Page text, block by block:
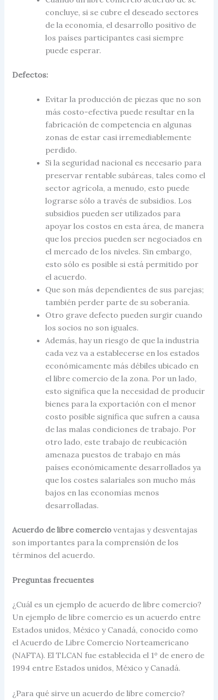
concluye, si se cubre el deseado sectores
de la economía, el desarrollo positivo de
los países participantes casi siempre
puede esperar.
Defectos:
Evitar la producción de piezas que no son
más costo-efectiva puede resultar en la
fabricación de competencia en algunas
zonas de estar casi irremediablemente
perdido.
Si la seguridad nacional es necesario para
preservar rentable subáreas, tales como el
sector agrícola, a menudo, esto puede
lograrse sólo a través de subsidios. Los
subsidios pueden ser utilizados para
apoyar los costos en esta área, de manera
que los precios pueden ser negociados en
el mercado de los niveles. Sin embargo,
esto sólo es posible si está permitido por
el acuerdo.
Que son más dependientes de sus parejas;
también perder parte de su soberanía.
Otro grave defecto pueden surgir cuando
los socios no son iguales.
Además, hay un riesgo de que la industria
cada vez va a establecerse en los estados
económicamente más débiles ubicado en
el libre comercio de la zona. Por un lado,
esto significa que la necesidad de producir
bienes para la exportación con el menor
costo posible significa que sufren a causa
de las malas condiciones de trabajo. Por
otro lado, este trabajo de reubicación
amenaza puestos de trabajo en más
países económicamente desarrollados ya
que los costes salariales son mucho más
bajos en las economías menos
desarrolladas.
Acuerdo de libre comercioventajas y desventajas
son importantes para la comprensión de los
términos del acuerdo.
Preguntas frecuentes
¿Cuál es un ejemplo de acuerdo de libre comercio?
Un ejemplo de libre comercio es un acuerdo entre
Estados unidos, México y Canadá, conocido como
el Acuerdo de Libre Comercio Norteamericano
(NAFTA). El TLCAN fue establecida el 1º de enero de
1994 entre Estados unidos, México y Canadá.
¿Para qué sirve un acuerdo de libre comercio?